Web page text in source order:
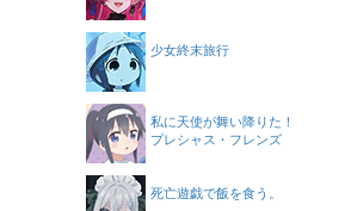
少女終末旅行
私に天使が舞い降りた！
プレシャス・フレンズ
死亡遊戯で飯を食う。